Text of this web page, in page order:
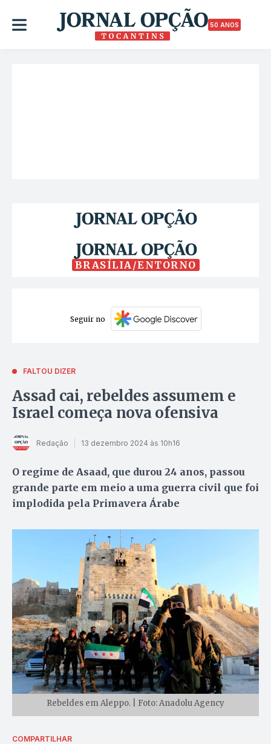
50 ANOS
BRASÍLIA/ENTORNO
Seguir no
FALTOU DIZER
Assad cai, rebeldes assumem e
Israel começa nova ofensiva
Redação 13 dezembro 2024 às 10h16
O regime de Asaad, que durou 24 anos, passou
grande parte em meio a uma guerra civil que foi
implodida pela Primavera Árabe
Rebeldes em Aleppo. | Foto: Anadolu Agency
COMPARTILHAR